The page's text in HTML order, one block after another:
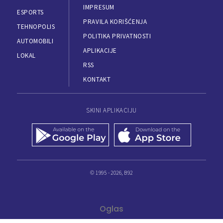
ESPORTS
TEHNOPOLIS
AUTOMOBILI
LOKAL
IMPRESUM
PRAVILA KORIŠĆENJA
POLITIKA PRIVATNOSTI
APLIKACIJE
RSS
KONTAKT
SKINI APLIKACIJU
© 1995 - 2026, B92